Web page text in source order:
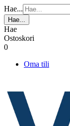
Hae...
Hae...
Hae
Ostoskori
0
Oma tili